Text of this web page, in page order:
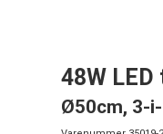
48W
Ø50cm, 3-